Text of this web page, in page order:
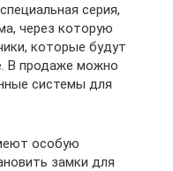
серия,
через которую
которые будут
В продаже можно
системы для
особую
замки для